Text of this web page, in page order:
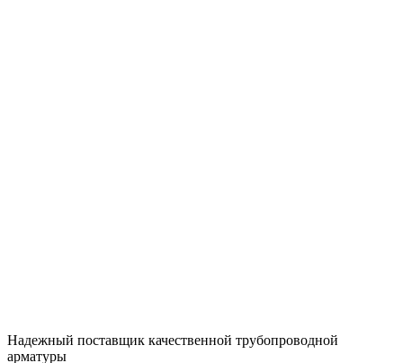
Надежный поставщик качественной трубопроводной
арматуры